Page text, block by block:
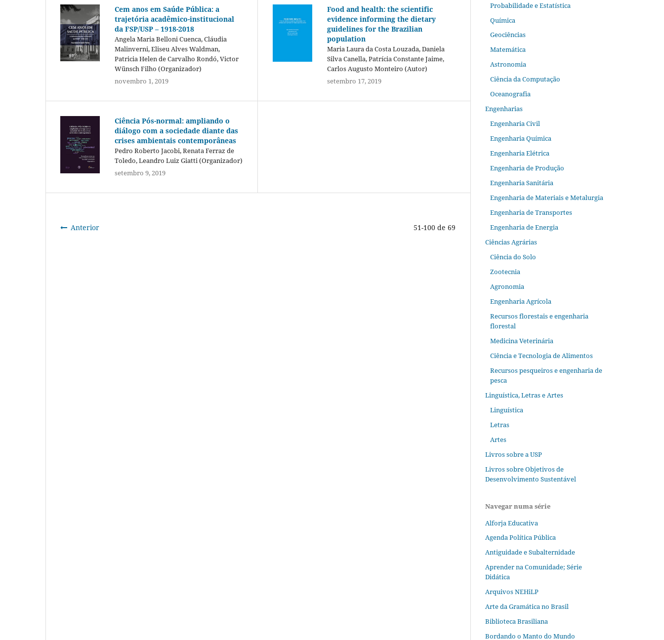
Cem anos em Saúde Pública: a
trajetória acadêmico-institucional
da FSP/USP – 1918-2018
Angela Maria Belloni Cuenca, Cláudia
Malinverni, Eliseu Alves Waldman,
Patricia Helen de Carvalho Rondó, Victor
Wünsch Filho (Organizador)
novembro 1, 2019
Food and health: the scientific
evidence informing the dietary
guidelines for the Brazilian
population
Maria Laura da Costa Louzada, Daniela
Silva Canella, Patrícia Constante Jaime,
Carlos Augusto Monteiro (Autor)
setembro 17, 2019
Ciência Pós-normal: ampliando o
diálogo com a sociedade diante das
crises ambientais contemporâneas
Pedro Roberto Jacobi, Renata Ferraz de
Toledo, Leandro Luiz Giatti (Organizador)
setembro 9, 2019
Anterior 51-100 de 69
Probabilidade e Estatística
Química
Geociências
Matemática
Astronomia
Ciência da Computação
Oceanografia
Engenharias
Engenharia Civil
Engenharia Química
Engenharia Elétrica
Engenharia de Produção
Engenharia Sanitária
Engenharia de Materiais e Metalurgia
Engenharia de Transportes
Engenharia de Energia
Ciências Agrárias
Ciência do Solo
Zootecnia
Agronomia
Engenharia Agrícola
Recursos florestais e engenharia
florestal
Medicina Veterinária
Ciência e Tecnologia de Alimentos
Recursos pesqueiros e engenharia de
pesca
Linguística, Letras e Artes
Linguística
Letras
Artes
Livros sobre a USP
Livros sobre Objetivos de
Desenvolvimento Sustentável
Navegar numa série
Alforja Educativa
Agenda Política Pública
Antiguidade e Subalternidade
Aprender na Comunidade; Série
Didática
Arquivos NEHiLP
Arte da Gramática no Brasil
Biblioteca Brasiliana
Bordando o Manto do Mundo